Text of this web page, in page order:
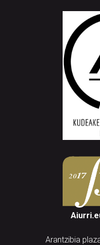
Arantzibia